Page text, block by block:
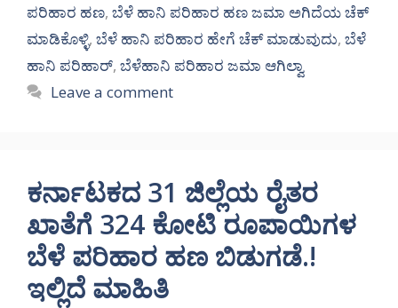
ಪರಿಹಾರ ಹಣ, ಬೆಳೆ ಹಾನಿ ಪರಿಹಾರ ಹಣ ಜಮಾ ಅಗಿದೆಯ ಚೆಕ್
ಮಾಡಿಕೊಳ್ಳಿ, ಬೆಳೆ ಹಾನಿ ಪರಿಹಾರ ಹೇಗೆ ಚೆಕ್ ಮಾಡುವುದು, ಬೆಳೆ
ಹಾನಿ ಪರಿಹಾರ್, ಬೆಳೆಹಾನಿ ಪರಿಹಾರ ಜಮಾ ಆಗಿಲ್ವಾ
Leave a comment
ಕರ್ನಾಟಕದ 31 ಜಿಲ್ಲೆಯ ರೈತರ
ಖಾತೆಗೆ 324 ಕೋಟಿ ರೂಪಾಯಿಗಳ
ಬೆಳೆ ಪರಿಹಾರ ಹಣ ಬಿಡುಗಡೆ.!
ಇಲ್ಲಿದೆ ಮಾಹಿತಿ